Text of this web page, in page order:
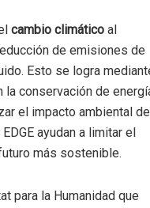
cambio climático al
de emisiones de
Esto se logra
conservación de
el impacto ambiental de
ayudan a limitar el
más sostenible.
para la Humanidad que